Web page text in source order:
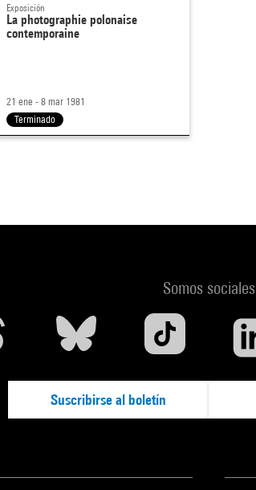
Exposición
La photographie polonaise
contemporaine
21 ene - 8 mar 1981
Terminado
Somos sociales
Suscribirse al boletín